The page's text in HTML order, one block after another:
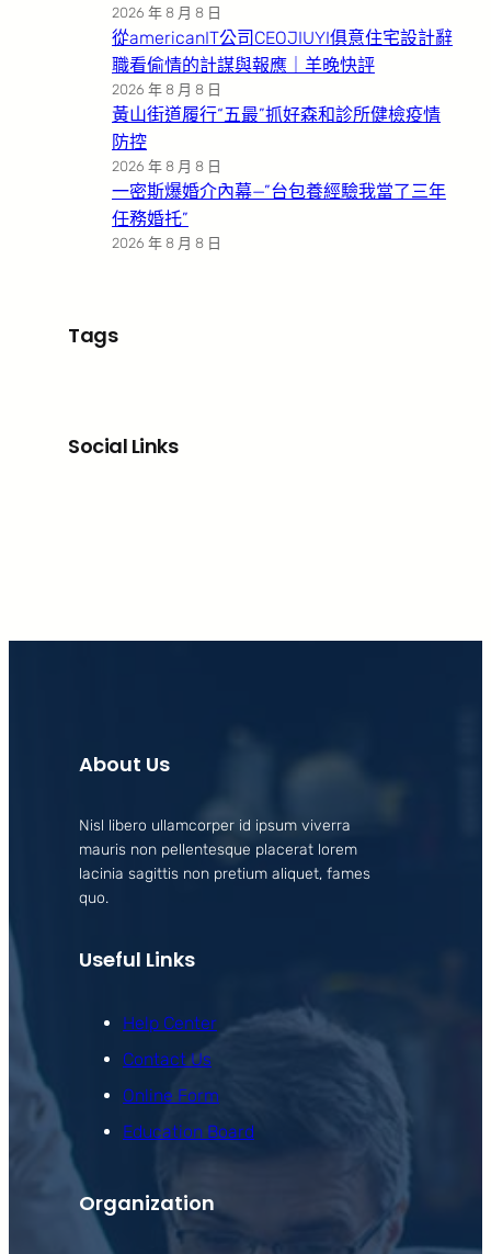
2026 年 8 月 8 日
從americanIT公司CEOJIUYI俱意住宅設計辭
職看偷情的計謀與報應｜羊晚快評
2026 年 8 月 8 日
黃山街道履行“五最”抓好森和診所健檢疫情
防控
2026 年 8 月 8 日
一密斯爆婚介內幕—”台包養經驗我當了三年
任務婚托”
2026 年 8 月 8 日
Tags
Social Links
About Us
Nisl libero ullamcorper id ipsum viverra
mauris non pellentesque placerat lorem
lacinia sagittis non pretium aliquet, fames
quo.
Useful Links
Help Center
Contact Us
Online Form
Education Board
Organization